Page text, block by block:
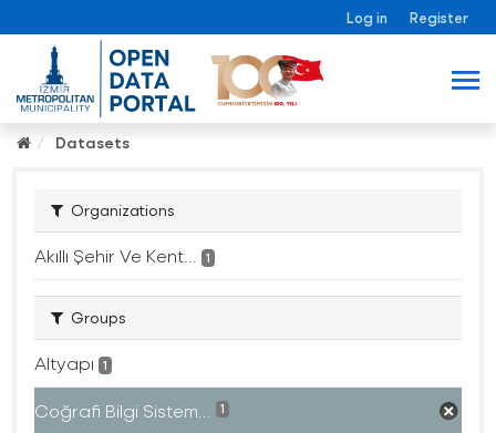
Log in Register
Datasets
Organizations
Akıllı Şehir Ve Kent... 1
Groups
Altyapı 1
Coğrafi Bilgi Sistem... 1